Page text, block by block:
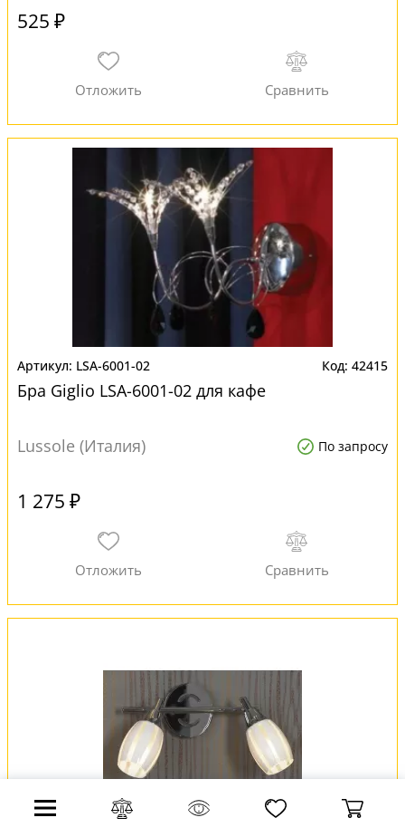
525 ₽
LSA-6001-02 42415
Бра Giglio LSA-6001-02 для кафе
Lussole (Италия) По запросу
1 275 ₽